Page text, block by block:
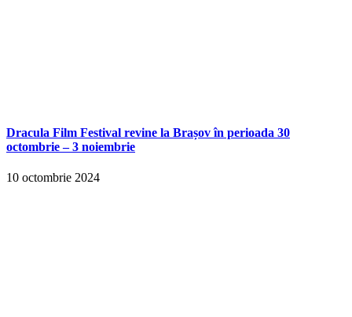
Dracula Film Festival revine la Brașov în perioada 30
octombrie – 3 noiembrie
10 octombrie 2024